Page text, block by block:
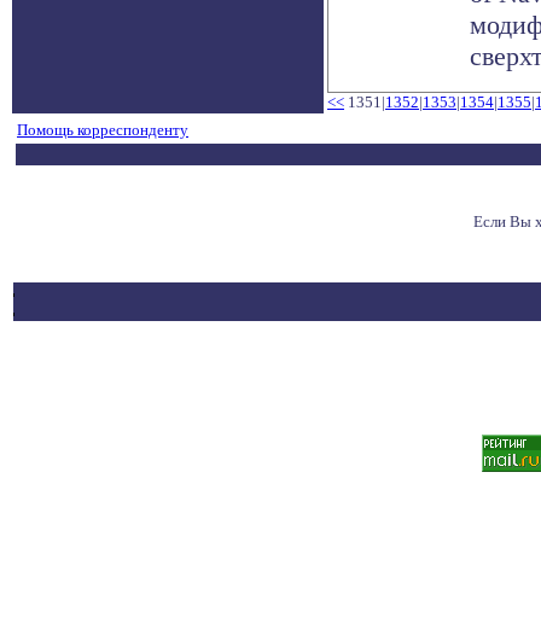
<< 1351|1352|1353|1354|1355|
Помощь корреспонденту
Если Вы